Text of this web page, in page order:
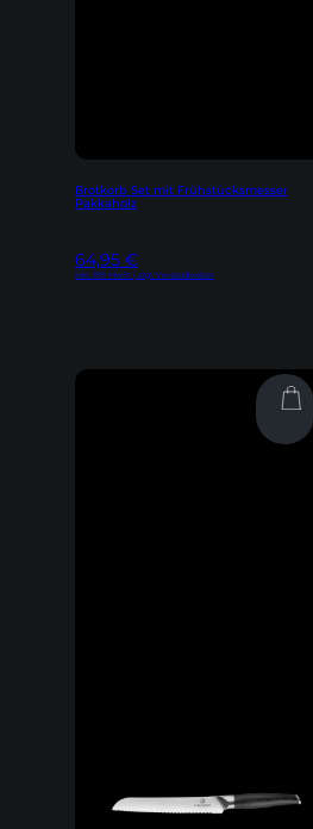
Brotkorb Set mit Frühstücksmesser
Pakkaholz
64,95 €
Inkl. 19% MwSt | zzgl. Versandkosten